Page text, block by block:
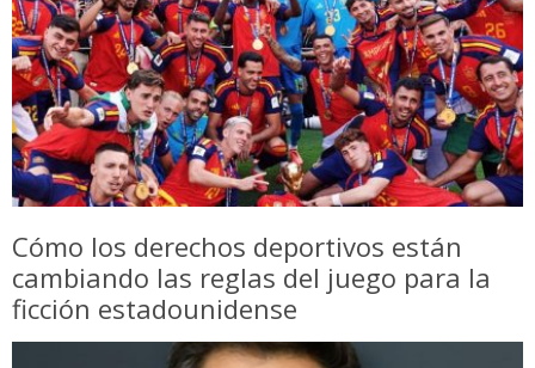
Cómo los derechos deportivos están
cambiando las reglas del juego para la
ficción estadounidense